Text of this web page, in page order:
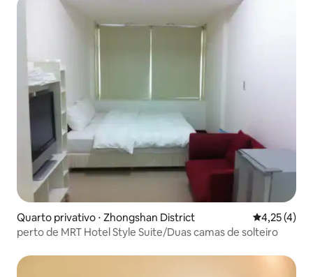
Quarto privativo ⋅ Zhongshan District 4,25 de
4,25 (4)
perto de MRT Hotel Style Suite/Duas camas de solteiro